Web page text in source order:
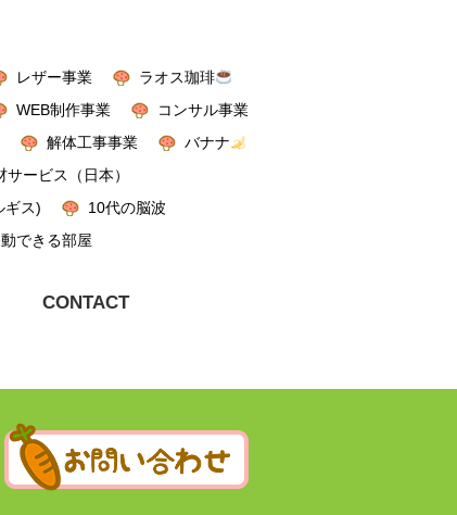
レザー事業
ラオス珈琲
WEB制作事業
コンサル事業
解体工事事業
バナナ
サービス（日本）
ギス)
10代の脳波
できる部屋
CONTACT